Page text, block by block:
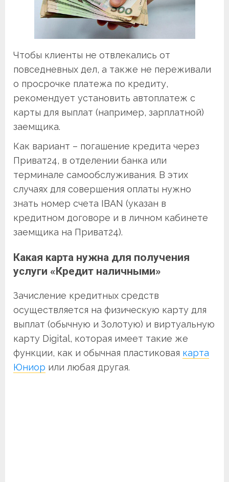
Чтобы клиенты не отвлекались от
повседневных дел, а также не переживали
о просрочке платежа по кредиту,
рекомендует установить автоплатеж с
карты для выплат (например, зарплатной)
заемщика.
Как вариант – погашение кредита через
Приват24, в отделении банка или
терминале самообслуживания. В этих
случаях для совершения оплаты нужно
знать номер счета IBAN (указан в
кредитном договоре и в личном кабинете
заемщика на Приват24).
Какая карта нужна для получения
услуги «Кредит наличными»
Зачисление кредитных средств
осуществляется на физическую карту для
выплат (обычную и Золотую) и виртуальную
карту Digital, которая имеет такие же
функции, как и обычная пластиковая карта
Юниор или любая другая.